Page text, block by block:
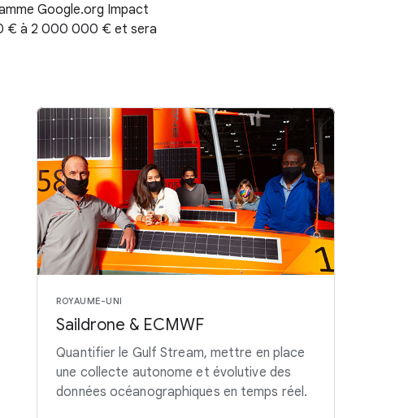
Google.org Impact
€ à 2 000 000 € et sera
ROYAUME-UNI
Saildrone & ECMWF
Quantifier le Gulf Stream, mettre en place
une collecte autonome et évolutive des
données océanographiques en temps réel.